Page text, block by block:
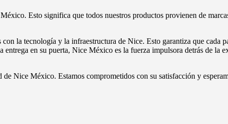
Esto significa que todos nuestros productos provienen de
la tecnología y la infraestructura de Nice. Esto garantiza que cada
en su puerta, Nice México es la fuerza impulsora detrás de la
Nice México. Estamos comprometidos con su satisfacción y